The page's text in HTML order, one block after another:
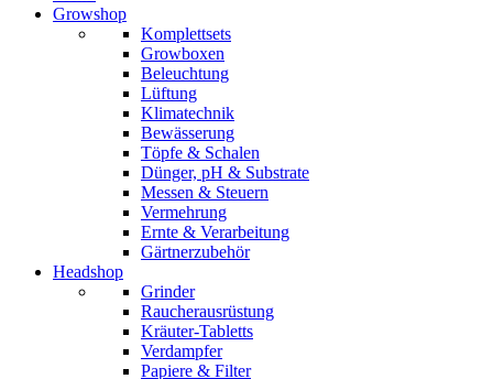
Growshop
Komplettsets
Growboxen
Beleuchtung
Lüftung
Klimatechnik
Bewässerung
Töpfe & Schalen
Dünger, pH & Substrate
Messen & Steuern
Vermehrung
Ernte & Verarbeitung
Gärtnerzubehör
Headshop
Grinder
Raucherausrüstung
Kräuter-Tabletts
Verdampfer
Papiere & Filter